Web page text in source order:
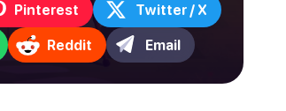
Pinterest Twitter / X
Reddit Email